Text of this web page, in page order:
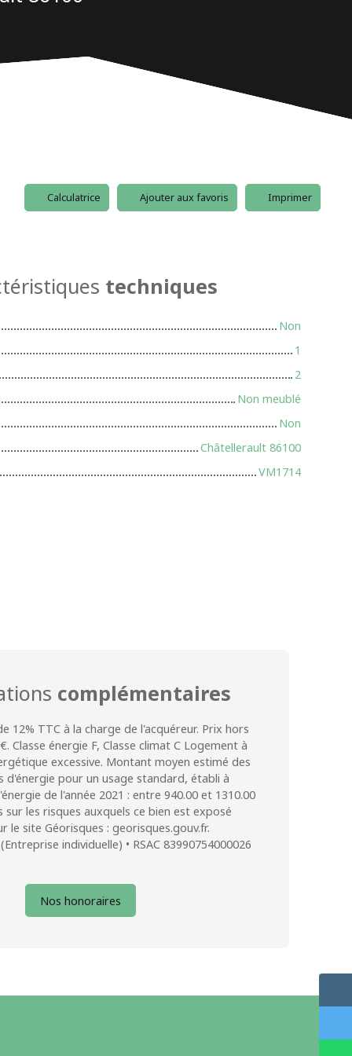
Calculatrice Ajouter aux favoris Imprimer
techniques
Non
1
2
Non meublé
Non
Châtellerault 86100
VM1714
complémentaires
12% TTC à la charge de l'acquéreur. Prix hors
Classe énergie F, Classe climat C Logement à
excessive. Montant moyen estimé des
d'énergie pour un usage standard, établi à
de l'année 2021 : entre 940.00 et 1310.00
les risques auxquels ce bien est exposé
le site Géorisques : georisques.gouv.fr.
individuelle) • RSAC 83990754000026
Nos honoraires